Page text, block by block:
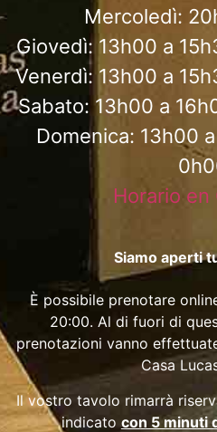
Mercoledì:
Giovedì: 13h00 a
Venerdì: 13h00 a
Sabato: 13h00 a
Domenica: 13h00
Horario en
Siamo aperti
È possibile prenotare
20:00. Al di fuori di
prenotazioni vanno
Casa
Il vostro tavolo rimarrà
indicato con 5 minuti